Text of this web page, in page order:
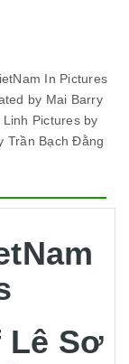
In Pictures
by Mai Barry
Pictures by
Trần Bạch Đằng
Lê Sơ